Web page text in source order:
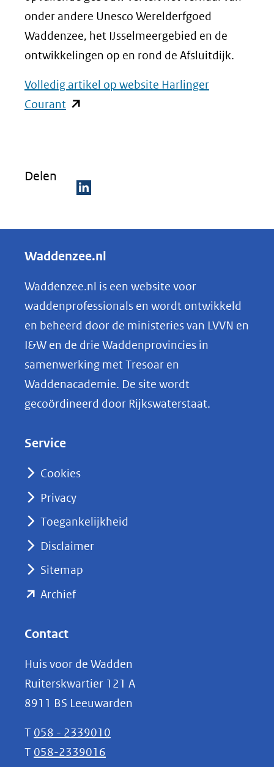
onder andere Unesco Werelderfgoed
Waddenzee, het IJsselmeergebied en de
ontwikkelingen op en rond de Afsluitdijk.
Volledig artikel op website Harlinger
Courant (opent
(verwijst
website)
Delen
e
e
n
o
p
k
e
nieuw
naar
Waddenzee.nl
Waddenzee.nl is een website voor
waddenprofessionals en wordt ontwikkeld
en beheerd door de ministeries van LVVN en
I&W en de drie Waddenprovincies in
samenwerking met Tresoar en
Waddenacademie. De site wordt
gecoördineerd door Rijkswaterstaat.
Service
Cookies
Privacy
Toegankelijkheid
Disclaimer
Sitemap
Archief(opent
(verwijst
naar
een
andere
website)
Contact
Huis voor de Wadden
Ruiterskwartier 121 A
8911 BS Leeuwarden
T 058 - 2339010
T 058-2339016